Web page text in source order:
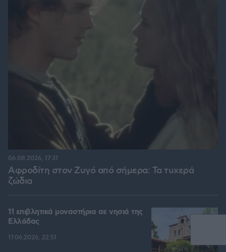
Αφροδίτη στον Ζυγό από σήμερα: Τα τυχερά
ζώδια
06.08.2026, 17:31
11 επιβλητικά μοναστήρια σε νησιά της
Ελλάδας
17.06.2026, 22:51